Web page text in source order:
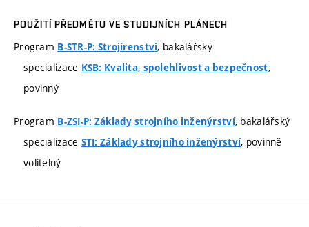
POUŽITÍ PŘEDMĚTU VE STUDIJNÍCH PLÁNECH
Program B-STR-P: Strojírenství, bakalářský
specializace KSB: Kvalita, spolehlivost a bezpečnost,
povinný
Program B-ZSI-P: Základy strojního inženýrství, bakalářský
specializace STI: Základy strojního inženýrství, povinně
volitelný